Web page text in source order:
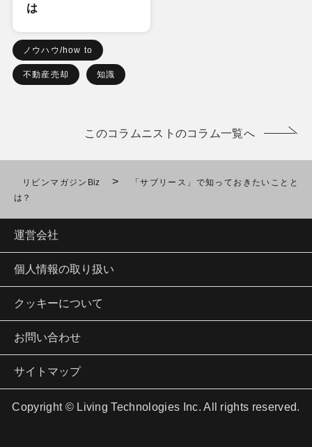
は
ノウハウ/how to
不動産売却 知識
このコラムニストのコラム一覧へ
リビンマガジンBiz >
「サブリース」で知っておきたいことと
は？
運営会社
個人情報の取り扱い
クッキーについて
お問い合わせ
サイトマップ
Copyright © Living Technologies Inc. All rights reserved.